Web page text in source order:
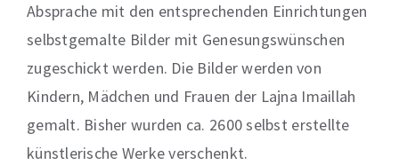
Absprache mit den entsprechenden Einrichtungen
selbstgemalte Bilder mit Genesungswünschen
zugeschickt werden. Die Bilder werden von
Kindern, Mädchen und Frauen der Lajna Imaillah
gemalt. Bisher wurden ca. 2600 selbst erstellte
künstlerische Werke verschenkt.